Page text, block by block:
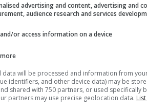
advertising and content, advertising and
audience research and services
or access information on a device
data will be processed and information from
identifiers, and other device data) may be
shared with 750 partners, or used specifically
partners may use precise geolocation data.